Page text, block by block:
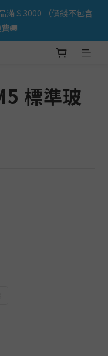
立即訂購
滿＄3000 （價錢不包含
🚚
即訂購
標準玻